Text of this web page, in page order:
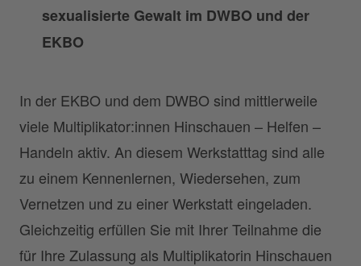
sexualisierte Gewalt im DWBO und der
EKBO
In der EKBO und dem DWBO sind mittlerweile
viele Multiplikator:innen Hinschauen – Helfen –
Handeln aktiv. An diesem Werkstatttag sind alle
zu einem Kennenlernen, Wiedersehen, zum
Vernetzen und zu einer Werkstatt eingeladen.
Gleichzeitig erfüllen Sie mit Ihrer Teilnahme die
für Ihre Zulassung als Multiplikatorin Hinschauen